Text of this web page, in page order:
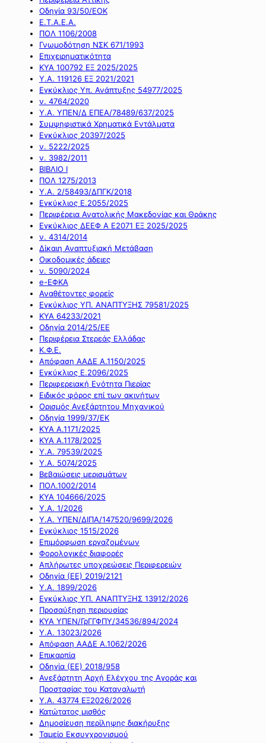
Οδηγία 93/50/ΕΟΚ
Ε.Τ.Α.Ε.Α.
ΠΟΛ 1106/2008
Γνωμοδότηση ΝΣΚ 671/1993
Επιχειρηματικότητα
ΚΥΑ 100792 ΕΞ 2025/2025
Υ.Α. 119126 ΕΞ 2021/2021
Εγκύκλιος Υπ. Ανάπτυξης 54977/2025
ν. 4764/2020
Υ.Α. ΥΠΕΝ/Δ ΕΠΕΑ/78489/637/2025
Συμψηφιστικά Χρηματικά Εντάλματα
Εγκύκλιος 20397/2025
ν. 5222/2025
ν. 3982/2011
ΒΙΒΛΙΟ Ι
ΠΟΛ 1275/2013
Υ.Α. 2/58493/ΔΠΓΚ/2018
Εγκύκλιος Ε.2055/2025
Περιφέρεια Ανατολικής Μακεδονίας και Θράκης
Εγκύκλιος ΔΕΕΦ Α Ε2071 ΕΞ 2025/2025
ν. 4314/2014
Δίκαιη Αναπτυξιακή Μετάβαση
Οικοδομικές άδειες
ν. 5090/2024
e-ΕΦΚΑ
Αναθέτοντες φορείς
Εγκύκλιος ΥΠ. ΑΝΑΠΤΥΞΗΣ 79581/2025
ΚΥΑ 64233/2021
Οδηγία 2014/25/ΕΕ
Περιφέρεια Στερεάς Ελλάδας
Κ.Φ.Ε.
Απόφαση ΑΑΔΕ Α.1150/2025
Εγκύκλιος Ε.2096/2025
Περιφερειακή Ενότητα Πιερίας
Ειδικός φόρος επί των ακινήτων
Ορισμός Ανεξάρτητου Μηχανικού
Οδηγία 1999/37/ΕΚ
ΚΥΑ Α.1171/2025
ΚΥΑ Α.1178/2025
Υ.Α. 79539/2025
Υ.Α. 5074/2025
Βεβαιώσεις μερισμάτων
ΠΟΛ.1002/2014
ΚΥΑ 104666/2025
Υ.Α. 1/2026
Υ.Α. ΥΠΕΝ/ΔΙΠΑ/147520/9699/2026
Εγκύκλιος 1515/2026
Επιμόρφωση εργαζομένων
Φορολογικές διαφορές
Απλήρωτες υποχρεώσεις Περιφερειών
Οδηγία (ΕΕ) 2019/2121
Υ.Α. 1899/2026
Εγκύκλιος ΥΠ. ΑΝΑΠΤΥΞΗΣ 13912/2026
Προσαύξηση περιουσίας
ΚΥΑ ΥΠΕΝ/ΓρΓΓΦΠΥ/34536/894/2024
Υ.Α. 13023/2026
Απόφαση ΑΑΔΕ Α.1062/2026
Επικαρπία
Οδηγία (ΕΕ) 2018/958
Ανεξάρτητη Αρχή Ελέγχου της Αγοράς και
Προστασίας του Καταναλωτή
Υ.Α. 43774 ΕΞ2026/2026
Κατώτατος μισθός
Δημοσίευση περίληψης διακήρυξης
Ταμείο Εκσυγχρονισμού